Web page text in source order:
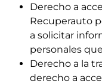
Derecho a
Recuperauto
a solicitar
personales
Derecho a la
derecho a